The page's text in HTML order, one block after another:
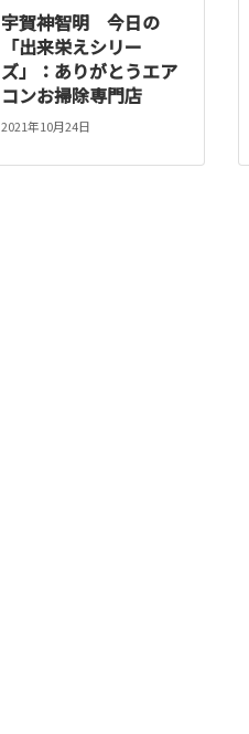
宇賀神智明 今日の
「出来栄えシリー
ズ」：ありがとうエア
コンお掃除専門店
2021年10月24日